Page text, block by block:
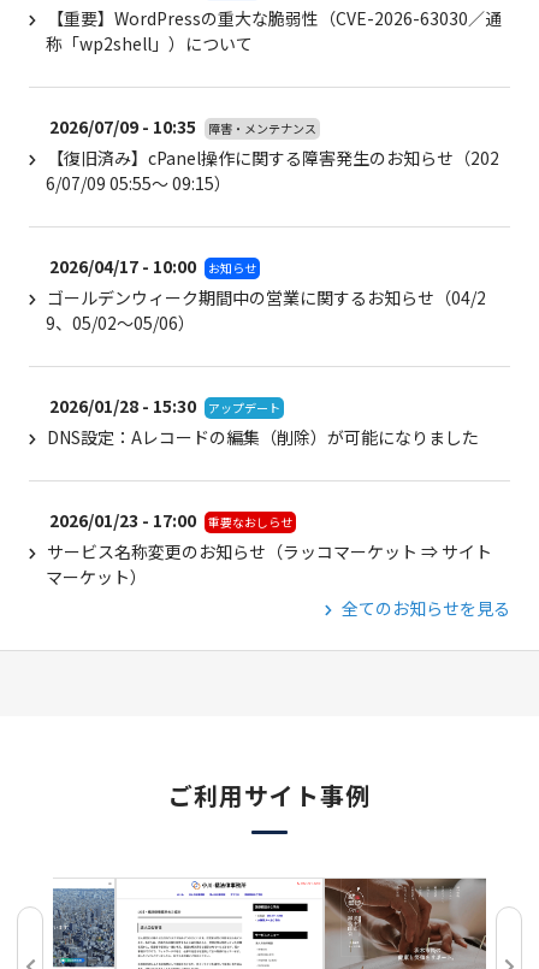
【重要】WordPressの重大な脆弱性（CVE-2026-63030／通
称「wp2shell」）について
2026/07/09 - 10:35 障害・メンテナンス
【復旧済み】cPanel操作に関する障害発生のお知らせ（202
6/07/09 05:55～ 09:15）
2026/04/17 - 10:00 お知らせ
ゴールデンウィーク期間中の営業に関するお知らせ（04/2
9、05/02～05/06）
2026/01/28 - 15:30 アップデート
DNS設定：Aレコードの編集（削除）が可能になりました
2026/01/23 - 17:00 重要なおしらせ
サービス名称変更のお知らせ（ラッコマーケット ⇒ サイト
マーケット）
全てのお知らせを見る
ご利用サイト事例